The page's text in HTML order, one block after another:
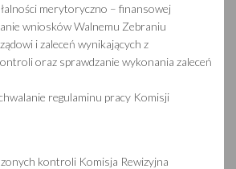
merytoryczno – finansowej
wniosków Walnemu Zebraniu
i zaleceń wynikających z
oraz sprawdzanie wykonania zaleceń
regulaminu pracy Komisji
kontroli Komisja Rewizyjna